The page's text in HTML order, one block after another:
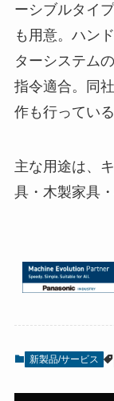
ーシブルタイ
も用意。ハン
ターシステム
指令適合。同
作も行っている
主な用途は、
具・木製家具
新製品/サービス